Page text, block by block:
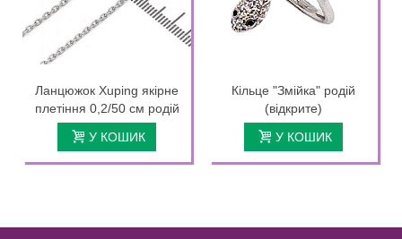
Ланцюжок Xuping якірне
плетіння 0,2/50 см родій
У КОШИК
Кільце "Змійка" родій
(відкрите)
У КОШИК